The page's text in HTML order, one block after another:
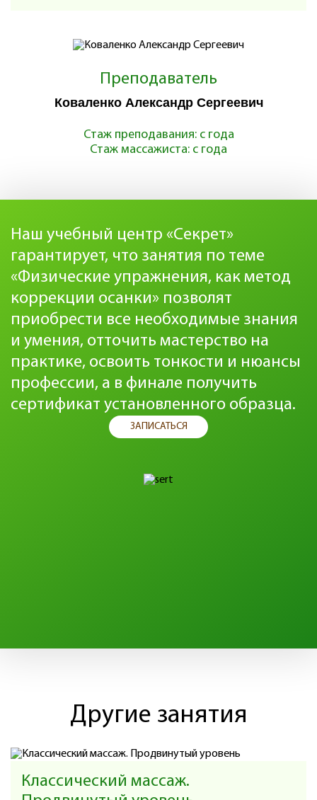
Преподаватель
Коваленко Александр Сергеевич
Стаж преподавания: с года
Стаж массажиста: с года
Наш учебный центр «Секрет»
гарантирует, что занятия по теме
«Физические упражнения, как метод
коррекции осанки» позволят
приобрести все необходимые знания
и умения, отточить мастерство на
практике, освоить тонкости и нюансы
профессии, а в финале получить
сертификат установленного образца.
ЗАПИСАТЬСЯ
Другие занятия
Классический массаж.